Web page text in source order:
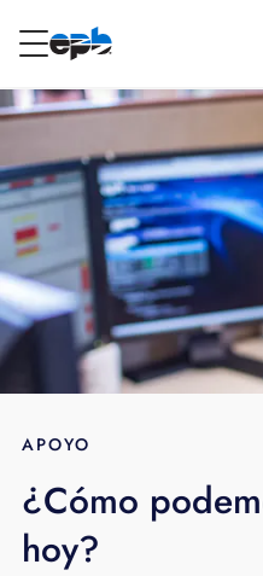
RESIDENCIAL
Internet
Energía
Televisión
BLOG
APOYO
principal
APOYO
¿Cómo
hoy?